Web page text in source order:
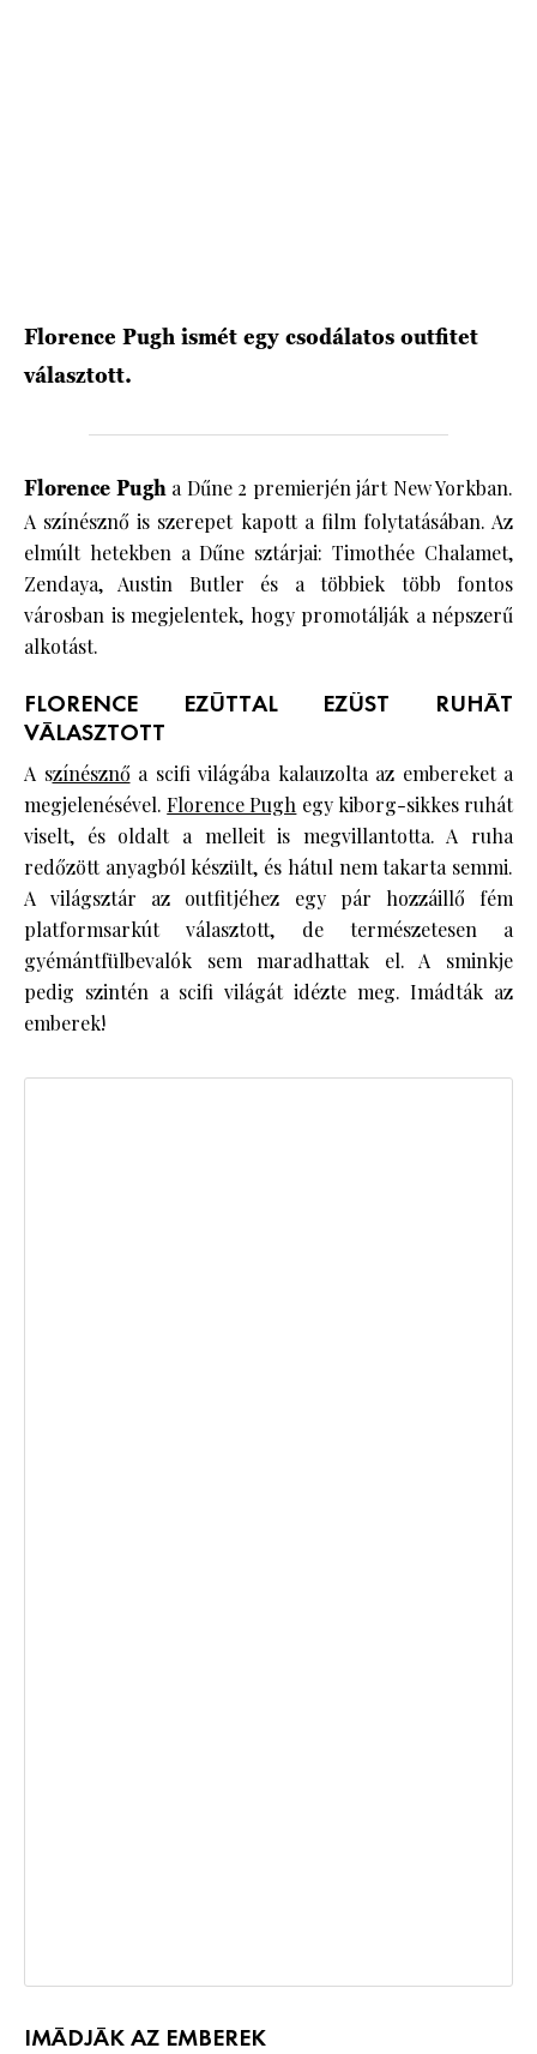
Florence Pugh ismét egy csodálatos outfitet
választott.
Florence Pugha Dűne 2 premierjén járt New Yorkban.
A színésznő is szerepet kapott a film folytatásában. Az
elmúlt hetekben a Dűne sztárjai: Timothée Chalamet,
Zendaya, Austin Butler és a többiek több fontos
városban is megjelentek, hogy promotálják a népszerű
alkotást.
FLORENCE EZÚTTAL EZÜST RUHÁT
VÁLASZTOTT
A színésznő a scifi világába kalauzolta az embereket a
megjelenésével.Florence Pugh egy kiborg-sikkes ruhát
viselt, és oldalt a melleit is megvillantotta. A ruha
redőzött anyagból készült, és hátul nem takarta semmi.
A világsztár az outfitjéhez egy pár hozzáillő fém
platformsarkút választott, de természetesen a
gyémántfülbevalók sem maradhattak el. A sminkje
pedig szintén a scifi világát idézte meg. Imádták az
emberek!
IMÁDJÁK AZ EMBEREK